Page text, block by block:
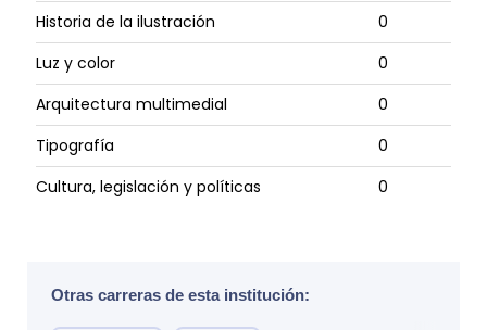
Historia de la ilustración
0
Luz y color
0
Arquitectura multimedial
0
Tipografía
0
Cultura, legislación y políticas
0
Otras carreras de esta institución: